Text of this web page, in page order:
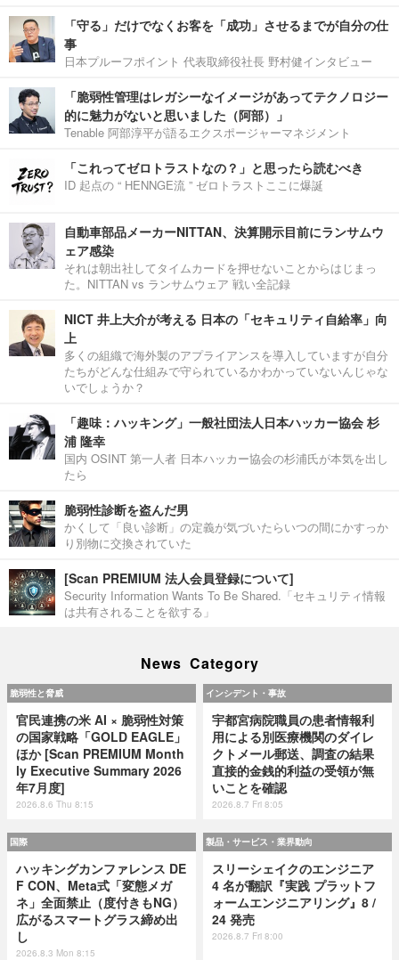
「守る」だけでなくお客を「成功」させるまでが自分の仕
事
日本プルーフポイント 代表取締役社長 野村健インタビュー
「脆弱性管理はレガシーなイメージがあってテクノロジー
的に魅力がないと思いました（阿部）」
Tenable 阿部淳平が語るエクスポージャーマネジメント
「これってゼロトラストなの？」と思ったら読むべき
ID 起点の “ HENNGE流 ” ゼロトラストここに爆誕
自動車部品メーカーNITTAN、決算開示目前にランサムウ
ェア感染
それは朝出社してタイムカードを押せないことからはじまっ
た。NITTAN vs ランサムウェア 戦い全記録
NICT 井上大介が考える 日本の「セキュリティ自給率」向
上
多くの組織で海外製のアプライアンスを導入していますが自分
たちがどんな仕組みで守られているかわかっていないんじゃな
いでしょうか？
「趣味：ハッキング」一般社団法人日本ハッカー協会 杉
浦 隆幸
国内 OSINT 第一人者 日本ハッカー協会の杉浦氏が本気を出し
たら
脆弱性診断を盗んだ男
かくして「良い診断」の定義が気づいたらいつの間にかすっか
り別物に交換されていた
[Scan PREMIUM 法人会員登録について]
Security Information Wants To Be Shared.「セキュリティ情報
は共有されることを欲する」
News Category
脆弱性と脅威
官民連携の米 AI × 脆弱性対策
の国家戦略「GOLD EAGLE」
ほか [Scan PREMIUM Month
ly Executive Summary 2026
年7月度]
2026.8.6 Thu 8:15
インシデント・事故
宇都宮病院職員の患者情報利
用による別医療機関のダイレ
クトメール郵送、調査の結果
直接的金銭的利益の受領が無
いことを確認
2026.8.7 Fri 8:05
国際
ハッキングカンファレンス DE
F CON、Meta式「変態メガ
ネ」全面禁止（度付きもNG）
広がるスマートグラス締め出
し
2026.8.3 Mon 8:15
製品・サービス・業界動向
スリーシェイクのエンジニア
4 名が翻訳『実践 プラットフ
ォームエンジニアリング』8 /
24 発売
2026.8.7 Fri 8:00